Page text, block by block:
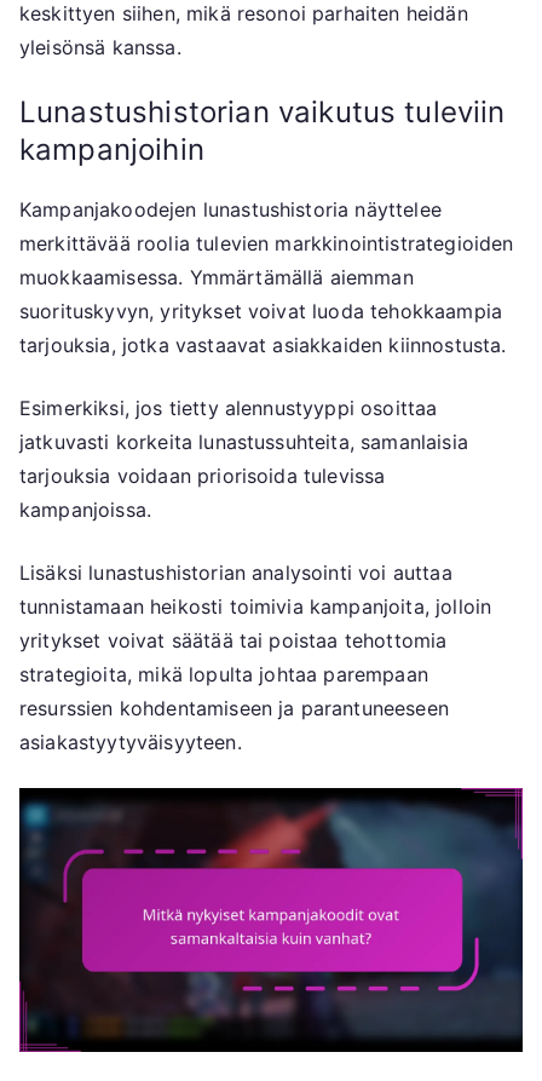
keskittyen siihen, mikä resonoi parhaiten heidän
yleisönsä kanssa.
Lunastushistorian vaikutus tuleviin
kampanjoihin
Kampanjakoodejen lunastushistoria näyttelee
merkittävää roolia tulevien markkinointistrategioiden
muokkaamisessa. Ymmärtämällä aiemman
suorituskyvyn, yritykset voivat luoda tehokkaampia
tarjouksia, jotka vastaavat asiakkaiden kiinnostusta.
Esimerkiksi, jos tietty alennustyyppi osoittaa
jatkuvasti korkeita lunastussuhteita, samanlaisia
tarjouksia voidaan priorisoida tulevissa
kampanjoissa.
Lisäksi lunastushistorian analysointi voi auttaa
tunnistamaan heikosti toimivia kampanjoita, jolloin
yritykset voivat säätää tai poistaa tehottomia
strategioita, mikä lopulta johtaa parempaan
resurssien kohdentamiseen ja parantuneeseen
asiakastyytyväisyyteen.